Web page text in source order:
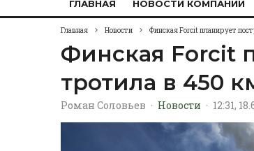
ГЛАВНАЯ НОВОСТИ КОМПАНИЙ
Главная Новости Финская Forcit планирует
Финская Forcit
тротила в 450
Роман Соловьев · Новости · 12:31,